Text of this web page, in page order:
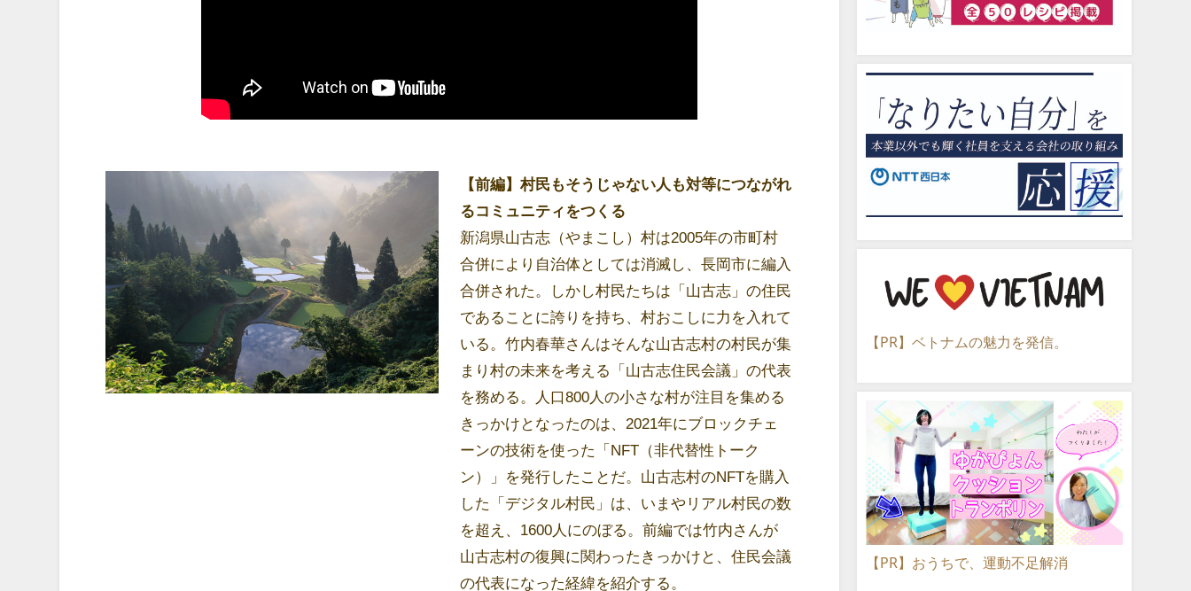
【前編】村民もそうじゃない人も対等につながれ
るコミュニティをつくる
新潟県山古志（やまこし）村は2005年の市町村
合併により自治体としては消滅し、長岡市に編入
合併された。しかし村民たちは「山古志」の住民
であることに誇りを持ち、村おこしに力を入れて
いる。竹内春華さんはそんな山古志村の村民が集
まり村の未来を考える「山古志住民会議」の代表
を務める。人口800人の小さな村が注目を集める
きっかけとなったのは、2021年にブロックチェ
ーンの技術を使った「NFT（非代替性トーク
ン）」を発行したことだ。山古志村のNFTを購入
した「デジタル村民」は、いまやリアル村民の数
を超え、1600人にのぼる。前編では竹内さんが
山古志村の復興に関わったきっかけと、住民会議
の代表になった経緯を紹介する。
【PR】ベトナムの魅力を発信。
【PR】おうちで、運動不足解消